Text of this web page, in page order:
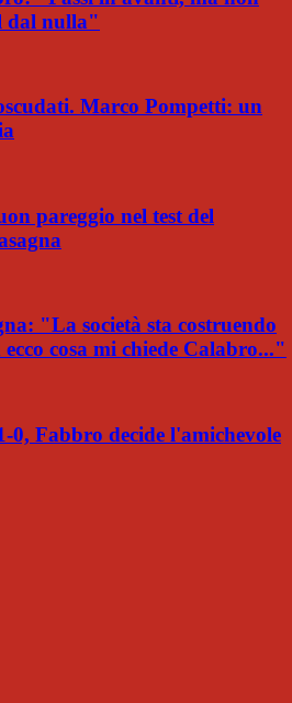
dal nulla"
Marco Pompetti: un
pareggio nel test del
"La società sta costruendo
cosa mi chiede Calabro..."
0, Fabbro decide l'amichevole